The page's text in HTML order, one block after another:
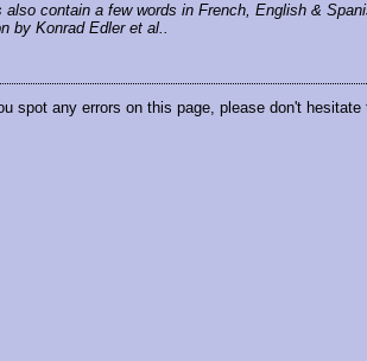
also contain a few words in French, English &
by Konrad Edler et al..
spot any errors on this page, please don't